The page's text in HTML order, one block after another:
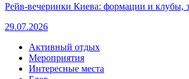
Рейв-вечеринки Киева: формации и клубы,
29.07.2026
Активный отдых
Мероприятия
Интересные места